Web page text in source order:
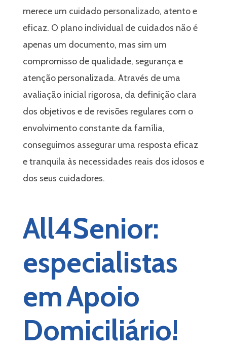
merece um cuidado personalizado, atento e
eficaz. O plano individual de cuidados não é
apenas um documento, mas sim um
compromisso de qualidade, segurança e
atenção personalizada. Através de uma
avaliação inicial rigorosa, da definição clara
dos objetivos e de revisões regulares com o
envolvimento constante da família,
conseguimos assegurar uma resposta eficaz
e tranquila às necessidades reais dos idosos e
dos seus cuidadores.
All4Senior:
especialistas
em Apoio
Domiciliário!